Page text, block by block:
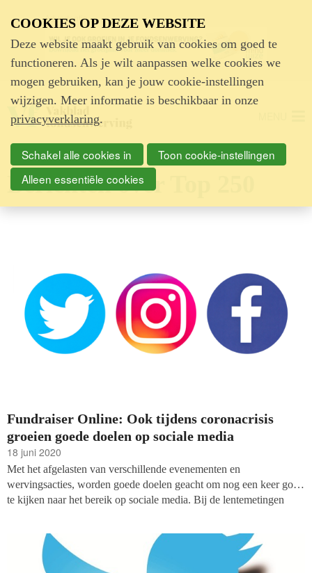
Advertentie
Berichten over Top 250
Fundraiser Online: Ook tijdens coronacrisis
groeien goede doelen op sociale media
18 juni 2020
Met het afgelasten van verschillende evenementen en
wervingsacties, worden goede doelen geacht om nog een keer goed
te kijken naar het bereik op sociale media. Bij de lentemetingen
Welke partijen hebben effectief gebruik gemaakt van Instagram,
Twitter en Facebook?
COOKIES OP DEZE WEBSITE
Deze website maakt gebruik van cookies om goed te
functioneren. Als je wilt aanpassen welke cookies we
mogen gebruiken, kan je jouw cookie-instellingen
wijzigen. Meer informatie is beschikbaar in onze
privacyverklaring.
Schakel alle cookies in
Toon cookie-instellingen
Alleen essentiële cookies